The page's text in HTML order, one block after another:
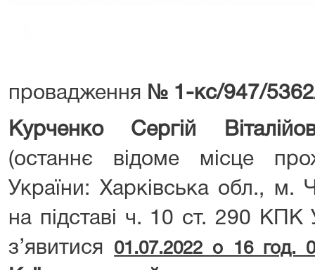
провадження № 1-кс/947/
Курченко Сергій
(останнє відоме місце
України: Харківська обл., м.
на підставі ч. 10 ст. 290 КПК
з’явитися 01.07.2022 о 16 год.